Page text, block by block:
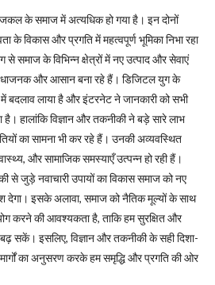
के समाज में अत्यधिक हो गया है। इन दोनों
के विकास और प्रगति में महत्वपूर्ण भूमिका निभा रहा
समाज के विभिन्न क्षेत्रों में नए उत्पाद और सेवाएं
और आसान बना रहे हैं। डिजिटल युग के
लाया है और इंटरनेट ने जानकारी को सभी
है। हालांकि विज्ञान और तकनीकी ने बड़े सारे लाभ
का सामना भी कर रहे हैं। उनकी अव्यवस्थित
और सामाजिक समस्याएँ उत्पन्न हो रही हैं।
से जुड़े नवाचारी उपायों का विकास समाज को नए
देगा। इसके अलावा, समाज को नैतिक मूल्यों के साथ
करने की आवश्यकता है, ताकि हम सुरक्षित और
बढ़ सकें। इसलिए, विज्ञान और तकनीकी के सही दिशा-
का अनुसरण करके हम समृद्धि और प्रगति की ओर